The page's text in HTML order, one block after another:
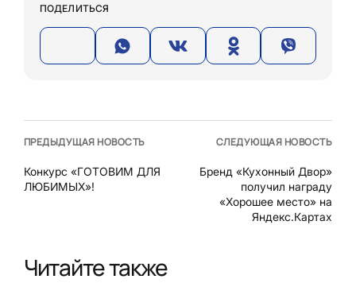
ПОДЕЛИТЬСЯ
ПРЕДЫДУЩАЯ НОВОСТЬ
Конкурс «ГОТОВИМ ДЛЯ
ЛЮБИМЫХ»!
СЛЕДУЮЩАЯ НОВОСТЬ
Бренд «Кухонный Двор»
получил награду
«Хорошее место» на
Яндекс.Картах
Читайте также